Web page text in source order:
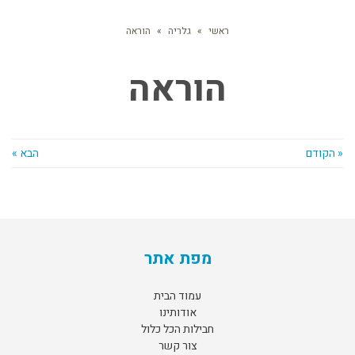
ראשי » גלריה » הוראה
הוראה
« הקודם הבא »
מפת אתר
עמוד הבית
אודותינו
חבילות הכל כלול
צור קשר